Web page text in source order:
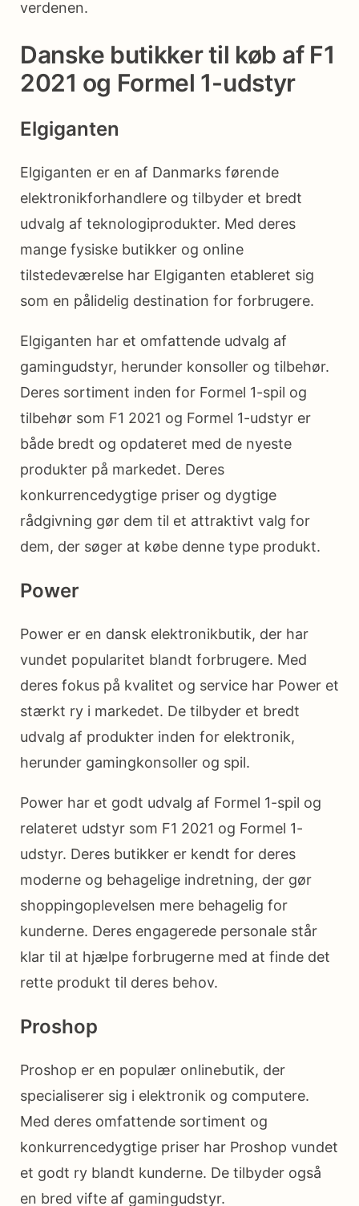
verdenen.
Danske butikker til køb af F1
2021 og Formel 1-udstyr
Elgiganten
Elgiganten er en af ​​Danmarks førende
elektronikforhandlere og tilbyder et bredt
udvalg af teknologiprodukter. Med deres
mange fysiske butikker og online
tilstedeværelse har Elgiganten etableret sig
som en pålidelig destination for forbrugere.
Elgiganten har et omfattende udvalg af
gamingudstyr, herunder konsoller og tilbehør.
Deres sortiment inden for Formel 1-spil og
tilbehør som F1 2021 og Formel 1-udstyr er
både bredt og opdateret med de nyeste
produkter på markedet. Deres
konkurrencedygtige priser og dygtige
rådgivning gør dem til et attraktivt valg for
dem, der søger at købe denne type produkt.
Power
Power er en dansk elektronikbutik, der har
vundet popularitet blandt forbrugere. Med
deres fokus på kvalitet og service har Power et
stærkt ry i markedet. De tilbyder et bredt
udvalg af produkter inden for elektronik,
herunder gamingkonsoller og spil.
Power har et godt udvalg af Formel 1-spil og
relateret udstyr som F1 2021 og Formel 1-
udstyr. Deres butikker er kendt for deres
moderne og behagelige indretning, der gør
shoppingoplevelsen mere behagelig for
kunderne. Deres engagerede personale står
klar til at hjælpe forbrugerne med at finde det
rette produkt til deres behov.
Proshop
Proshop er en populær onlinebutik, der
specialiserer sig i elektronik og computere.
Med deres omfattende sortiment og
konkurrencedygtige priser har Proshop vundet
et godt ry blandt kunderne. De tilbyder også
en bred vifte af gamingudstyr.